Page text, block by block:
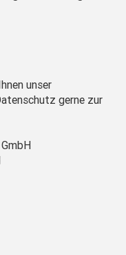
unser
gerne zur